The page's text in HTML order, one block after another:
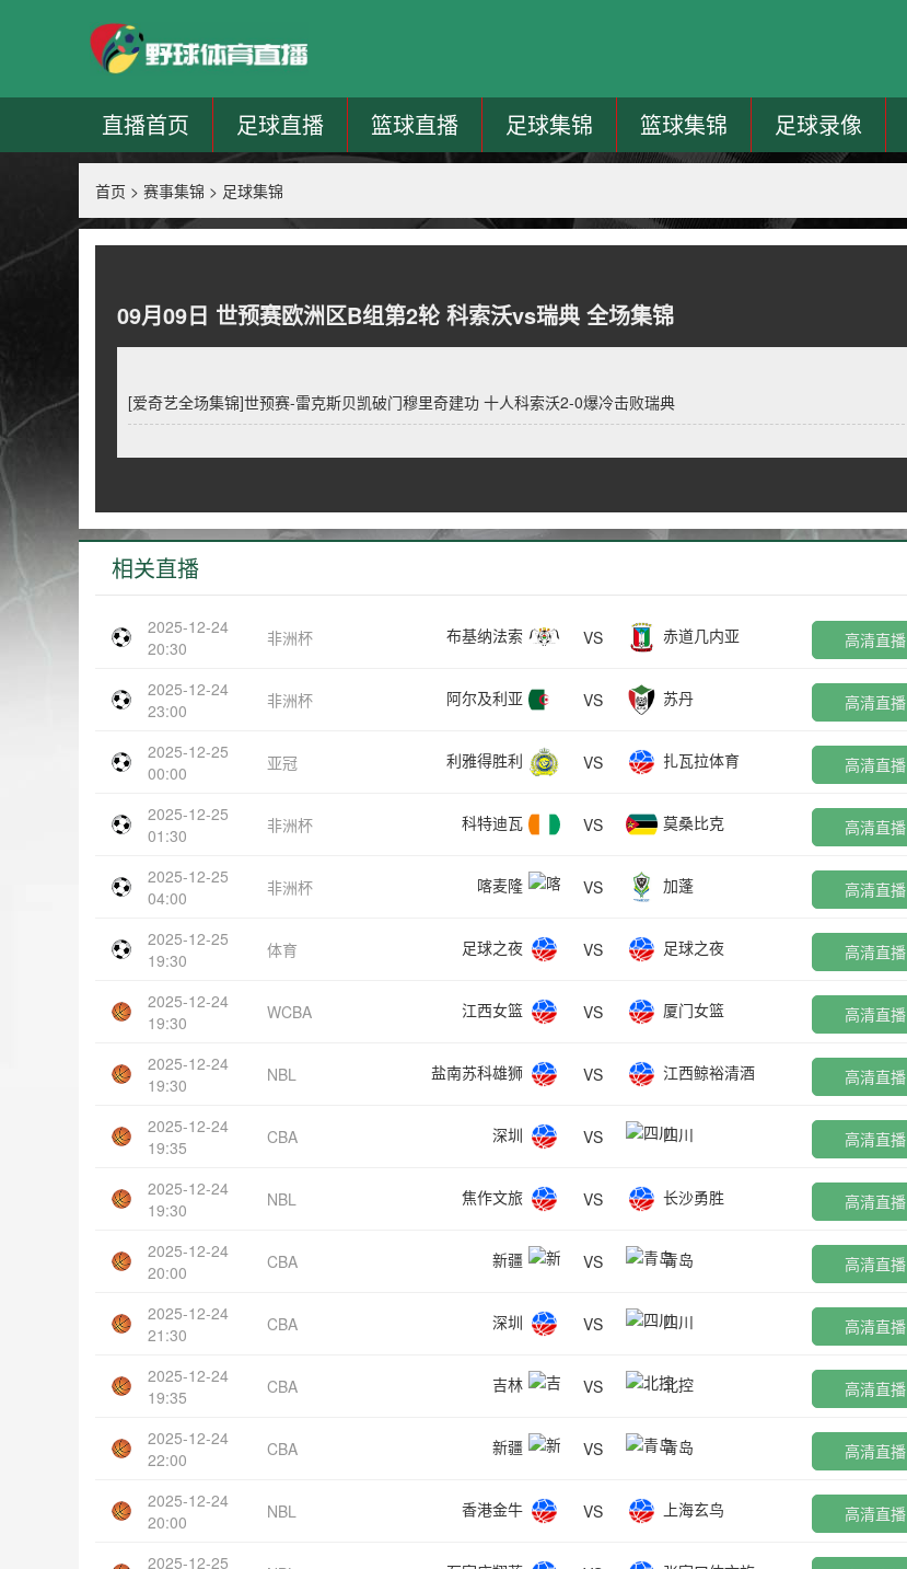
直播首页 足球直播 篮球直播 足球集锦 篮球集锦 足球录像
首页 > 赛事集锦 > 足球集锦
09月09日 世预赛欧洲区B组第2轮 科索沃vs瑞典 全场集锦
[爱奇艺全场集锦]世预赛-雷克斯贝凯破门穆里奇建功 十人科索沃2-0爆冷击败瑞典
相关直播
2025-12-24
20:30
非洲杯 布基纳法索 VS 赤道几内亚 高清直播
2025-12-24
23:00
非洲杯 阿尔及利亚 VS 苏丹 高清直播
2025-12-25
00:00
亚冠 利雅得胜利 VS 扎瓦拉体育 高清直播
2025-12-25
01:30
非洲杯 科特迪瓦 VS 莫桑比克 高清直播
2025-12-25
04:00
非洲杯 喀麦隆 VS 加蓬 高清直播
2025-12-25
19:30
体育 足球之夜 VS 足球之夜 高清直播
2025-12-24
19:30
WCBA 江西女篮 VS 厦门女篮 高清直播
2025-12-24
19:30
NBL 盐南苏科雄狮 VS 江西鲸裕清酒 高清直播
2025-12-24
19:35
CBA 深圳 VS 四川 高清直播
2025-12-24
19:30
NBL 焦作文旅 VS 长沙勇胜 高清直播
2025-12-24
20:00
CBA 新疆 VS 青岛 高清直播
2025-12-24
21:30
CBA 深圳 VS 四川 高清直播
2025-12-24
19:35
CBA 吉林 VS 北控 高清直播
2025-12-24
22:00
CBA 新疆 VS 青岛 高清直播
2025-12-24
20:00
NBL 香港金牛 VS 上海玄鸟 高清直播
2025-12-25